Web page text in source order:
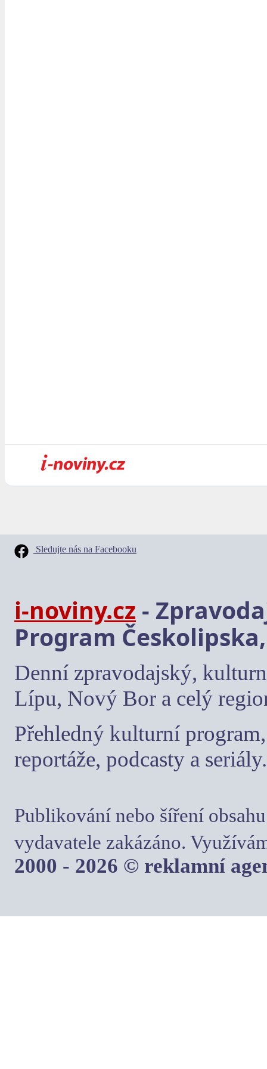
Sledujte nás na Facebooku
i-noviny.cz -
Program
Denní zpravodajský,
Lípu, Nový Bor a celý
Přehledný kulturní
reportáže, podcasty a seriály.
Publikování nebo šíření
vydavatele zakázáno.
2000 - 2026 © reklamní